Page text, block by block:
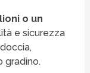
o un
e sicurezza
gradino.